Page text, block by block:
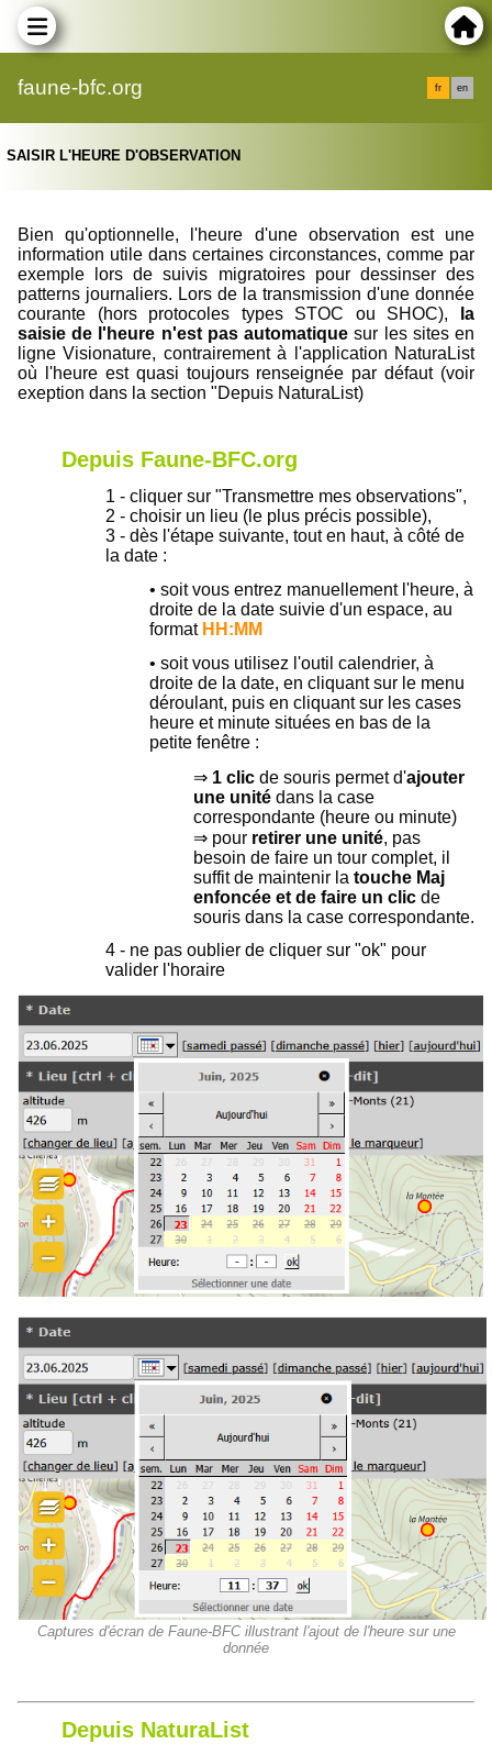
faune-bfc.org fr en
SAISIR L'HEURE D'OBSERVATION
Bien qu'optionnelle, l'heure d'une observation est une
information utile dans certaines circonstances, comme par
exemple lors de suivis migratoires pour dessinser des
patterns journaliers. Lors de la transmission d'une donnée
courante (hors protocoles types STOC ou SHOC),
la
saisie de l'heure n'est pas automatique sur les sites en
ligne Visionature, contrairement à l'application NaturaList
où l'heure est quasi toujours renseignée par défaut (voir
exeption dans la section "Depuis NaturaList)
Depuis Faune-BFC.org
1 - cliquer sur "Transmettre mes observations",
2 - choisir un lieu (le plus précis possible),
3 - dès l'étape suivante, tout en haut, à côté de
la date :
• soit vous entrez manuellement l'heure, à
droite de la date suivie d'un espace, au
format HH:MM
• soit vous utilisez l'outil calendrier, à
droite de la date, en cliquant sur le menu
déroulant, puis en cliquant sur les cases
heure et minute situées en bas de la
petite fenêtre :
⇒ 1 clic de souris permet d'ajouter
une unité dans la case
correspondante (heure ou minute)
⇒ pour retirer une unité, pas
besoin de faire un tour complet, il
suffit de maintenir la touche Maj
enfoncée et de faire un clic de
souris dans la case correspondante.
4 - ne pas oublier de cliquer sur "ok" pour
valider l'horaire
Captures d'écran de Faune-BFC illustrant l'ajout de l'heure sur une
donnée
Depuis NaturaList